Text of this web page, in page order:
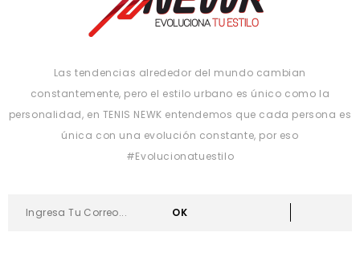
Las tendencias alrededor del mundo cambian
constantemente, pero el estilo urbano es único como la
personalidad, en TENIS NEWK entendemos que cada persona es
única con una evolución constante, por eso
#Evolucionatuestilo